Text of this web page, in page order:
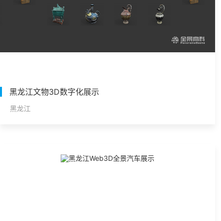
黑龙江文物3D数字化展示
黑龙江